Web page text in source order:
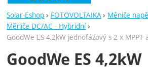
Solar-Eshop FOTOVOLTAIKA
Měniče
Měniče DC/AC - Hybridní
GoodWe ES 4,2kW jednofázový s 2 x MPPT
GoodWe ES 4,2kW